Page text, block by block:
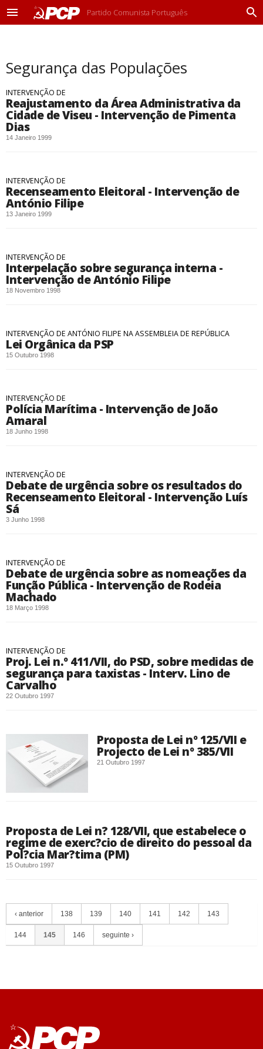
M
Partido Comunista Português
P
Segurança das Populações
INTERVENÇÃO DE
Reajustamento da Área Administrativa da
Cidade de Viseu - Intervenção de Pimenta
Dias
14 Janeiro 1999
INTERVENÇÃO DE
Recenseamento Eleitoral - Intervenção de
António Filipe
13 Janeiro 1999
INTERVENÇÃO DE
Interpelação sobre segurança interna -
Intervenção de António Filipe
18 Novembro 1998
INTERVENÇÃO DE ANTÓNIO FILIPE NA ASSEMBLEIA DE REPÚBLICA
Lei Orgânica da PSP
15 Outubro 1998
INTERVENÇÃO DE
Polícia Marítima - Intervenção de João
Amaral
18 Junho 1998
INTERVENÇÃO DE
Debate de urgência sobre os resultados do
Recenseamento Eleitoral - Intervenção Luís
Sá
3 Junho 1998
INTERVENÇÃO DE
Debate de urgência sobre as nomeações da
Função Pública - Intervenção de Rodeia
Machado
18 Março 1998
INTERVENÇÃO DE
Proj. Lei n.º 411/VII, do PSD, sobre medidas de
segurança para taxistas - Interv. Lino de
Carvalho
22 Outubro 1997
Proposta de Lei nº 125/VII e
Projecto de Lei nº 385/VII
21 Outubro 1997
Proposta de Lei n? 128/VII, que estabelece o
regime de exerc?cio de direito do pessoal da
Pol?cia Mar?tima (PM)
15 Outubro 1997
‹ anterior 138 139 140 141 142 143
144 145 146 seguinte ›